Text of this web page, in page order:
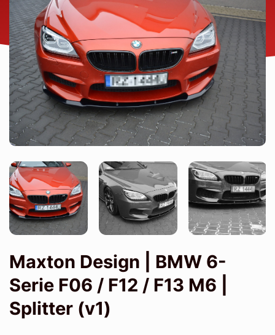
Maxton Design | BMW 6-
Serie F06 / F12 / F13 M6 |
Splitter (v1)